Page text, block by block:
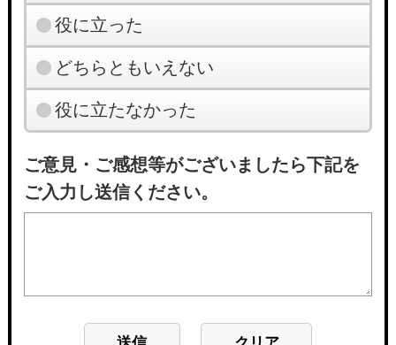
役に立った
どちらともいえない
役に立たなかった
ご意見・ご感想等がございましたら下記を
ご入力し送信ください。